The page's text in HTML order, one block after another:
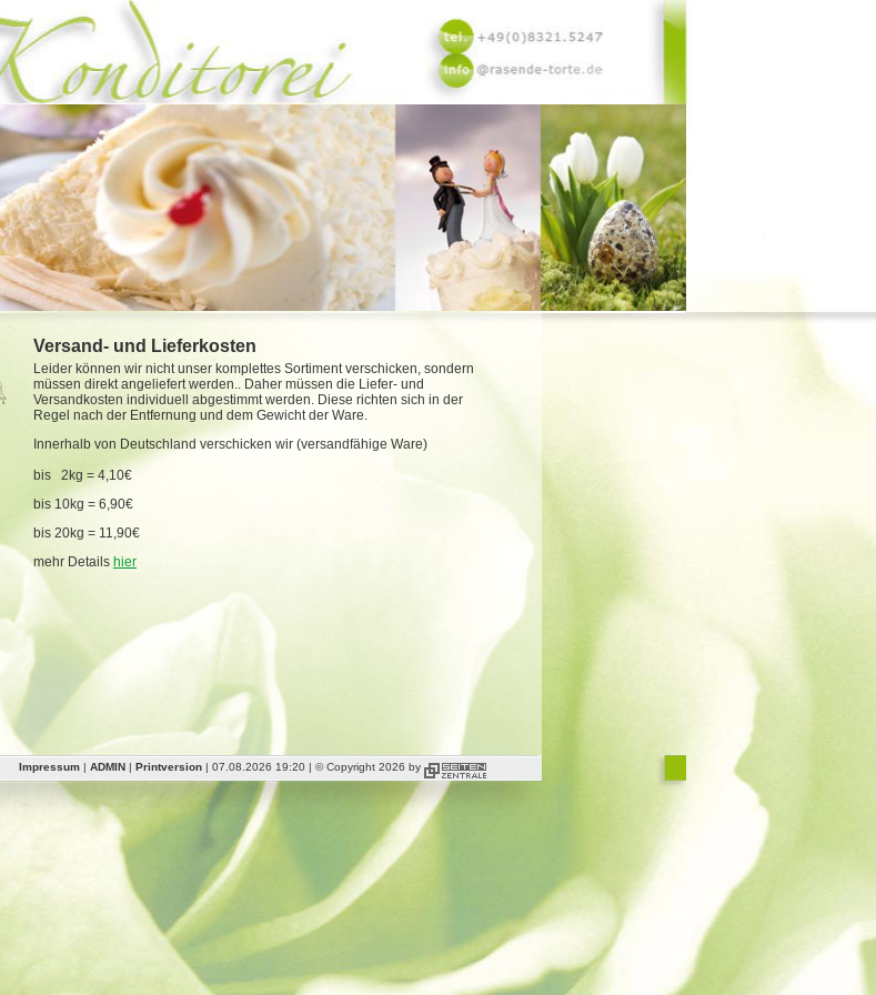
Versand- und Lieferkosten
Leider können wir nicht unser komplettes Sortiment verschicken, sondern
müssen direkt angeliefert werden.. Daher müssen die Liefer- und
Versandkosten individuell abgestimmt werden. Diese richten sich in der
Regel nach der Entfernung und dem Gewicht der Ware.
Innerhalb von Deutschland verschicken wir (versandfähige Ware)
bis 2kg = 4,10€
bis 10kg = 6,90€
bis 20kg = 11,90€
mehr Details hier
Impressum | ADMIN | Printversion | 07.08.2026 19:20 | © Copyright 2026 by